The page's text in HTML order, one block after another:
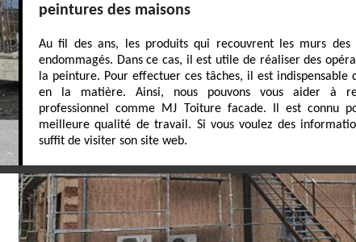
peintures des maisons
Au fil des ans, les produits qui recouvrent les murs des
endommagés. Dans ce cas, il est utile de réaliser des
la peinture. Pour effectuer ces tâches, il est indispensable
en la matière. Ainsi, nous pouvons vous aider à
professionnel comme MJ Toiture facade. Il est connu
meilleure qualité de travail. Si vous voulez des
suffit de visiter son site web.